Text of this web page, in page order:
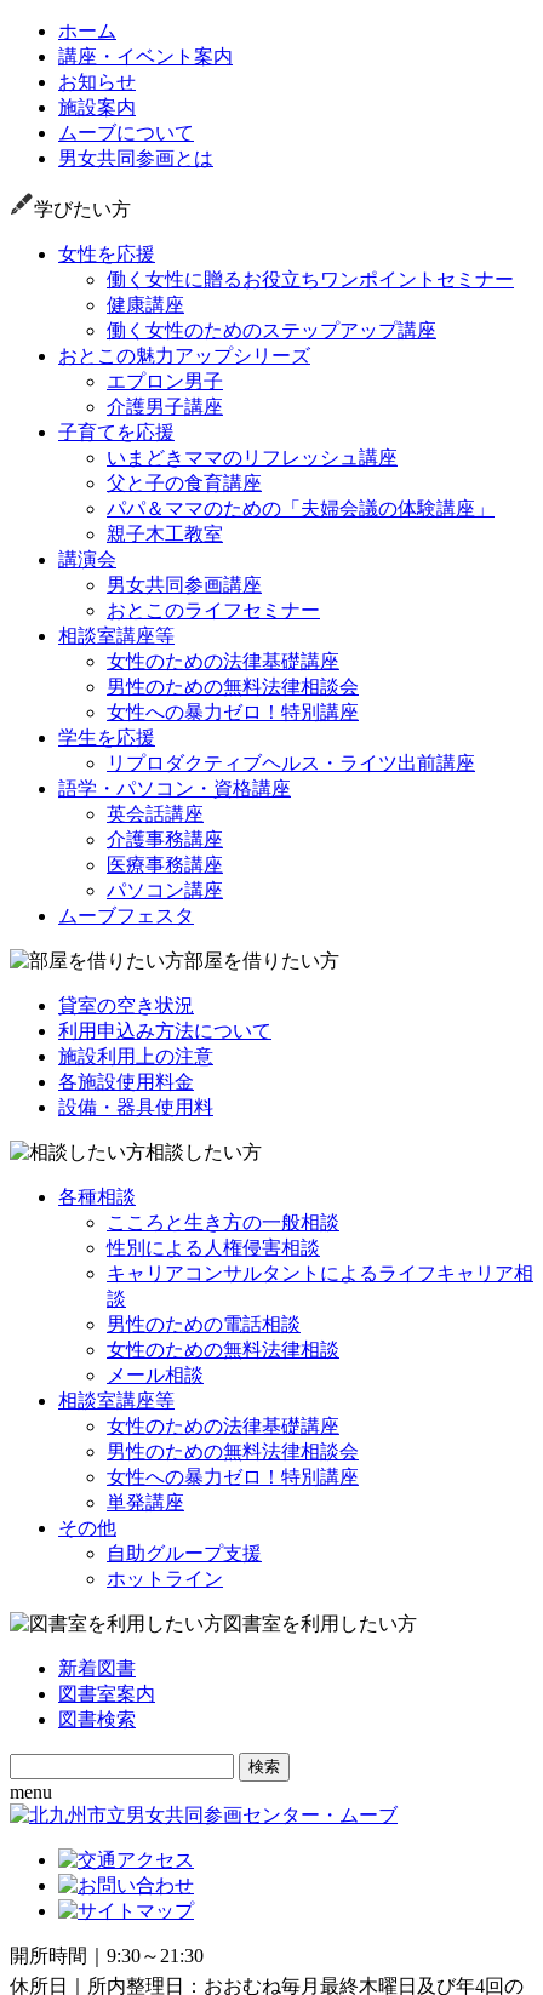
ホーム
講座・イベント案内
お知らせ
施設案内
ムーブについて
男女共同参画とは
学びたい方
女性を応援
働く女性に贈るお役立ちワンポイントセミナー
健康講座
働く女性のためのステップアップ講座
おとこの魅力アップシリーズ
エプロン男子
介護男子講座
子育てを応援
いまどきママのリフレッシュ講座
父と子の食育講座
パパ＆ママのための「夫婦会議の体験講座」
親子木工教室
講演会
男女共同参画講座
おとこのライフセミナー
相談室講座等
女性のための法律基礎講座
男性のための無料法律相談会
女性への暴力ゼロ！特別講座
学生を応援
リプロダクティブヘルス・ライツ出前講座
語学・パソコン・資格講座
英会話講座
介護事務講座
医療事務講座
パソコン講座
ムーブフェスタ
部屋を借りたい方
貸室の空き状況
利用申込み方法について
施設利用上の注意
各施設使用料金
設備・器具使用料
相談したい方
各種相談
こころと生き方の一般相談
性別による人権侵害相談
キャリアコンサルタントによるライフキャリア相
談
男性のための電話相談
女性のための無料法律相談
メール相談
相談室講座等
女性のための法律基礎講座
男性のための無料法律相談会
女性への暴力ゼロ！特別講座
単発講座
その他
自助グループ支援
ホットライン
図書室を利用したい方
新着図書
図書室案内
図書検索
Search
for:
menu
開所時間｜9:30～21:30
休所日｜所内整理日：おおむね毎月最終木曜日及び年4回の